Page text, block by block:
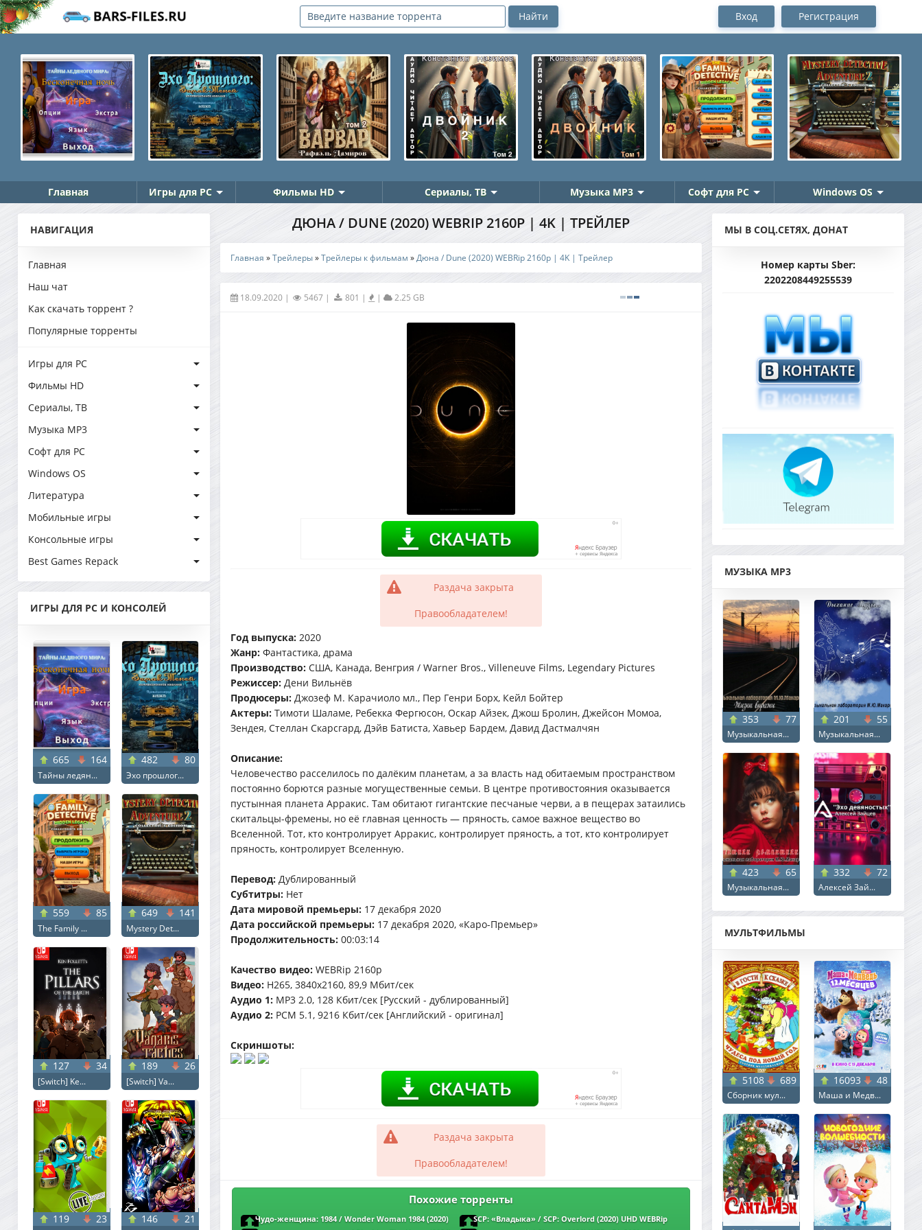
Вход Регистрация
Главная Игры для PC Фильмы HD Сериалы, ТВ Музыка MP3 Софт для PC Windows OS
НАВИГАЦИЯ
Главная
Наш чат
Как скачать торрент ?
Популярные торренты
Игры для PC
Фильмы HD
Сериалы, ТВ
Музыка MP3
Софт для PC
Windows OS
Литература
Мобильные игры
Консольные игры
Best Games Repack
ИГРЫ ДЛЯ PC И КОНСОЛЕЙ
665 164
Тайны ледян...
482 80
Эхо прошлог...
559 85
The Family ...
649 141
Mystery Det...
127 34
[Switch] Ke...
189 26
[Switch] Va...
119 23 146 21
ДЮНА / DUNE (2020) WEBRIP 2160P | 4K | ТРЕЙЛЕР
Главная »Трейлеры»Трейлеры к фильмам »Дюна / Dune (2020) WEBRip 2160p | 4K | Трейлер
18.09.2020 | 5467 | 801 | | 2.25 GB
Раздача закрыта
Правообладателем!
Год выпуска: 2020
Жанр: Фантастика, драма
Производство: США, Канада, Венгрия / Warner Bros., Villeneuve Films, Legendary Pictures
Режиссер: Дени Вильнёв
Продюсеры: Джозеф М. Карачиоло мл., Пер Генри Борх, Кейл Бойтер
Актеры: Тимоти Шаламе, Ребекка Фергюсон, Оскар Айзек, Джош Бролин, Джейсон Момоа,
Зендея, Стеллан Скарсгард, Дэйв Батиста, Хавьер Бардем, Давид Дастмалчян
Описание:
Человечество расселилось по далёким планетам, а за власть над обитаемым пространством
постоянно борются разные могущественные семьи. В центре противостояния оказывается
пустынная планета Арракис. Там обитают гигантские песчаные черви, а в пещерах затаились
скитальцы-фремены, но её главная ценность — пряность, самое важное вещество во
Вселенной. Тот, кто контролирует Арракис, контролирует пряность, а тот, кто контролирует
пряность, контролирует Вселенную.
Перевод: Дублированный
Субтитры: Нет
Дата мировой премьеры: 17 декабря 2020
Дата российской премьеры: 17 декабря 2020, «Каро-Премьер»
Продолжительность: 00:03:14
Качество видео: WEBRip 2160p
Видео: H265, 3840x2160, 89,9 Мбит/сек
Аудио 1: MP3 2.0, 128 Кбит/сек [Русский - дублированный]
Аудио 2: PCM 5.1, 9216 Кбит/сек [Английский - оригинал]
Скриншоты:
Раздача закрыта
Правообладателем!
Похожие торренты
Чудо-женщина: 1984 / Wonder Woman 1984 (2020)
SCP: «Владыка» / SCP: Overlord (2020) UHD WEBRip
МЫ В СОЦ.СЕТЯХ, ДОНАТ
Номер карты Sber:
2202208449255539
МУЗЫКА MP3
353 77
Музыкальная...
201 55
Музыкальная...
423 65
Музыкальная...
332 72
Алексей Зай...
МУЛЬТФИЛЬМЫ
5108 689
Сборник мул...
16093 48
Маша и Медв...